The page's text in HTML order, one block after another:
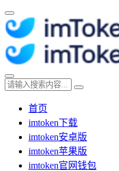
首页
imtoken下载
imtoken安卓版
imtoken苹果版
imtoken官网钱包